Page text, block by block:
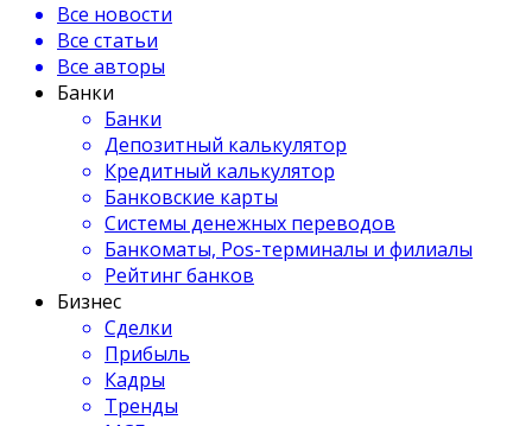
Все новости
Все статьи
Все авторы
Банки
Банки
Депозитный калькулятор
Кредитный калькулятор
Банковские карты
Системы денежных переводов
Банкоматы, Pos-терминалы и филиалы
Рейтинг банков
Бизнес
Сделки
Прибыль
Кадры
Тренды